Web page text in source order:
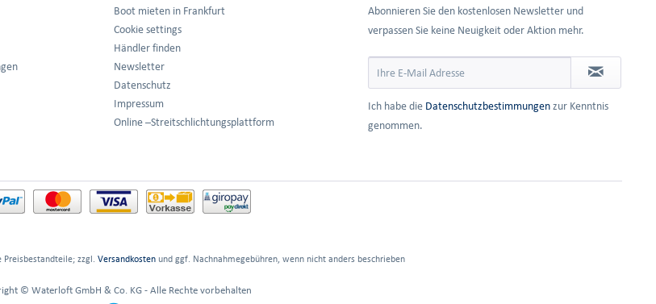
Boot mieten in Frankfurt
Cookie settings
Händler finden
Newsletter
Datenschutz
Impressum
Online –Streitschlichtungsplattform
Abonnieren Sie den kostenlosen Newsletter und
verpassen Sie keine Neuigkeit oder Aktion mehr.
Ich habe die Datenschutzbestimmungen zur Kenntnis
genommen.
zzgl. Versandkostenund ggf. Nachnahmegebühren, wenn nicht anders beschrieben
© Waterloft GmbH & Co. KG - Alle Rechte vorbehalten